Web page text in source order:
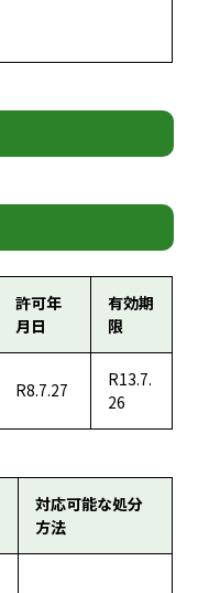
許可年
月日
有効期
限
R8.7.27
R13.7.
26
対応可能な処分
方法